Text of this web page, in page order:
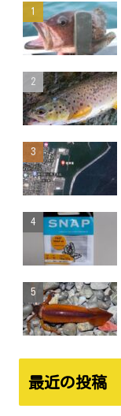
最近の投稿